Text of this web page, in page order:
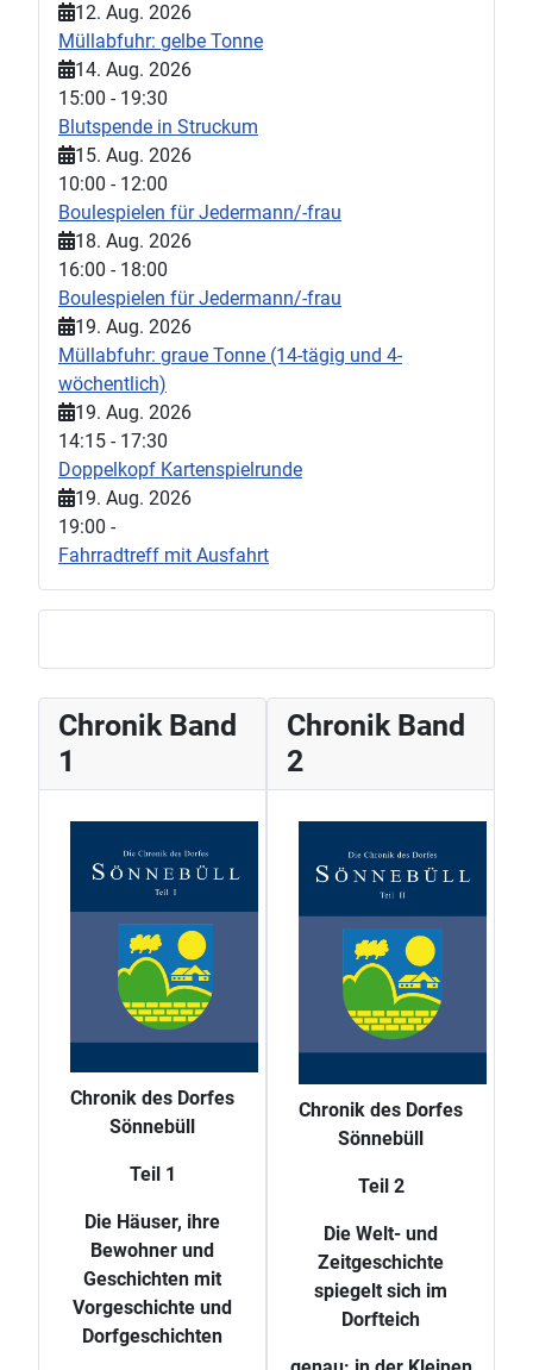
12. Aug. 2026
Müllabfuhr: gelbe Tonne
14. Aug. 2026
15:00 - 19:30
Blutspende in Struckum
15. Aug. 2026
10:00 - 12:00
Boulespielen für Jedermann/-frau
18. Aug. 2026
16:00 - 18:00
Boulespielen für Jedermann/-frau
19. Aug. 2026
Müllabfuhr: graue Tonne (14-tägig und 4-
wöchentlich)
19. Aug. 2026
14:15 - 17:30
Doppelkopf Kartenspielrunde
19. Aug. 2026
19:00 -
Fahrradtreff mit Ausfahrt
Chronik Band
1
Chronik des Dorfes
Sönnebüll
Teil 1
Die Häuser, ihre
Bewohner und
Geschichten mit
Vorgeschichte und
Dorfgeschichten
Chronik Band
2
Chronik des Dorfes
Sönnebüll
Teil 2
Die Welt- und
Zeitgeschichte
spiegelt sich im
Dorfteich